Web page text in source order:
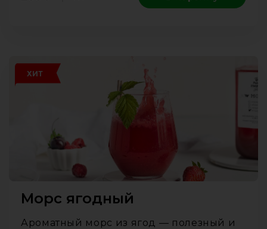
ХИТ
Морс ягодный
Ароматный морс из ягод — полезный и